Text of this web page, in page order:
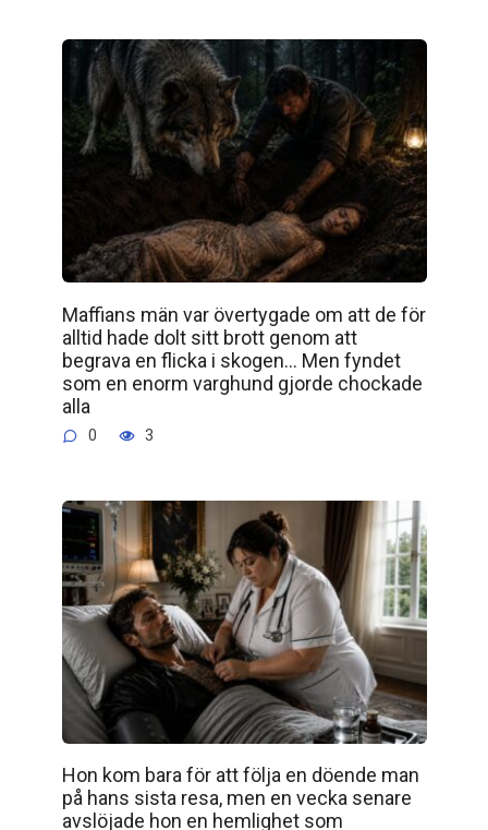
Maffians män var övertygade om att de för
alltid hade dolt sitt brott genom att
begrava en flicka i skogen… Men fyndet
som en enorm varghund gjorde chockade
alla
0 3
Hon kom bara för att följa en döende man
på hans sista resa, men en vecka senare
avslöjade hon en hemlighet som